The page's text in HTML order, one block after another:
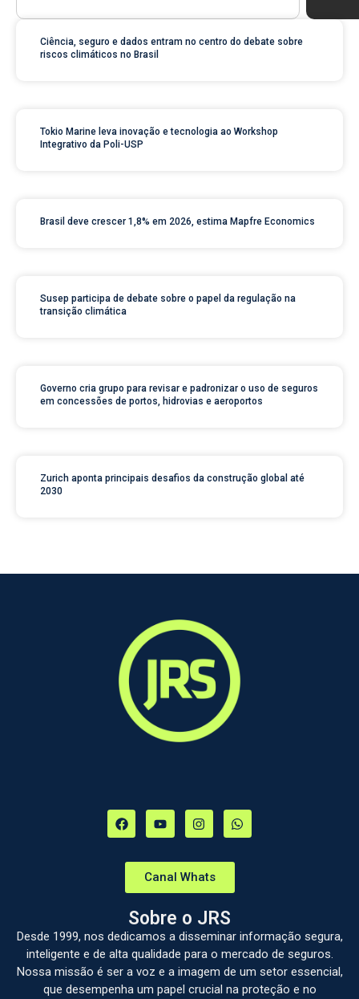
Ciência, seguro e dados entram no centro do debate sobre
riscos climáticos no Brasil
Tokio Marine leva inovação e tecnologia ao Workshop
Integrativo da Poli-USP
Brasil deve crescer 1,8% em 2026, estima Mapfre Economics
Susep participa de debate sobre o papel da regulação na
transição climática
Governo cria grupo para revisar e padronizar o uso de seguros
em concessões de portos, hidrovias e aeroportos
Zurich aponta principais desafios da construção global até
2030
Canal Whats
Sobre o JRS
Desde 1999, nos dedicamos a disseminar informação segura,
inteligente e de alta qualidade para o mercado de seguros.
Nossa missão é ser a voz e a imagem de um setor essencial,
que desempenha um papel crucial na proteção e no